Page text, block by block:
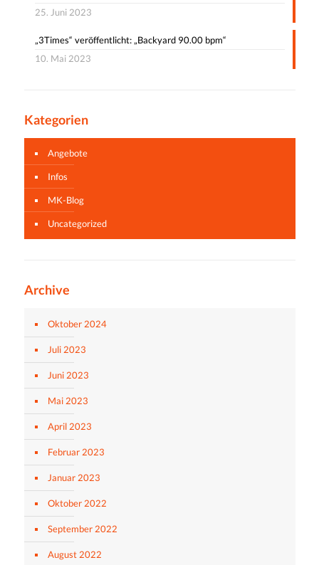
25. Juni 2023
„3Times“ veröffentlicht: „Backyard 90.00 bpm“
10. Mai 2023
Kategorien
Angebote
Infos
MK-Blog
Uncategorized
Archive
Oktober 2024
Juli 2023
Juni 2023
Mai 2023
April 2023
Februar 2023
Januar 2023
Oktober 2022
September 2022
August 2022